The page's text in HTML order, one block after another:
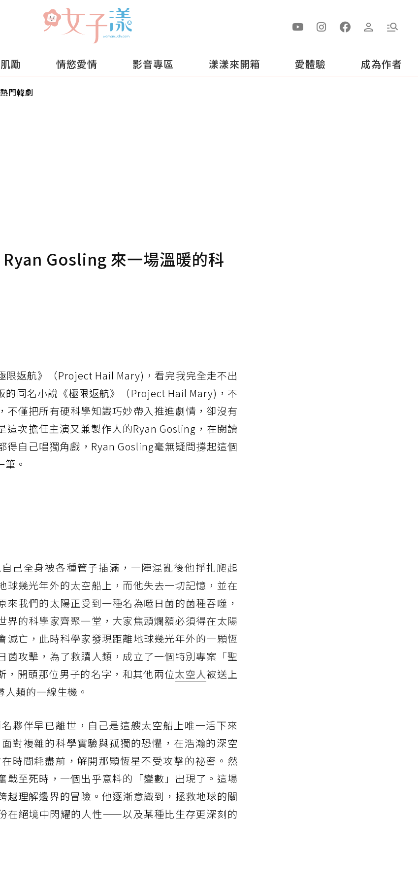
勵 情慾愛情 影音專區 漾漾來開箱 愛體驗 成為作者
熱門韓劇
Ryan Gosling 來一場溫暖的科
限返航》（Project Hail Mary)，看完我完全走不出
的同名小說《極限返航》（Project Hail Mary)，不
不僅把所有硬科學知識巧妙帶入推進劇情，卻沒有
這次擔任主演又兼製作人的Ryan Gosling，在閱讀
得自己唱獨角戲，Ryan Gosling毫無疑問撐起這個
。
己全身被各種管子插滿，一陣混亂後他掙扎爬起
球幾光年外的太空船上，而他失去一切記憶，並在
我們的太陽正受到一種名為噬日菌的菌種吞噬，
界的科學家齊聚一堂，大家焦頭爛額必須得在太陽
滅亡，此時科學家發現距離地球幾光年外的一顆恆
菌攻擊，為了救贖人類，成立了一個特別專案「聖
開頭那位男子的名字，和其他兩位太空人被送上
類的一線生機。
夥伴早已離世，自己是這艘太空船上唯一活下來
對複雜的科學實驗與孤獨的恐懼，在浩瀚的深空
時間耗盡前，解開那顆恆星不受攻擊的祕密。然
戰至死時，一個出乎意料的「變數」出現了。這場
越理解邊界的冒險。他逐漸意識到，拯救地球的關
在絕境中閃耀的人性——以及某種比生存更深刻的